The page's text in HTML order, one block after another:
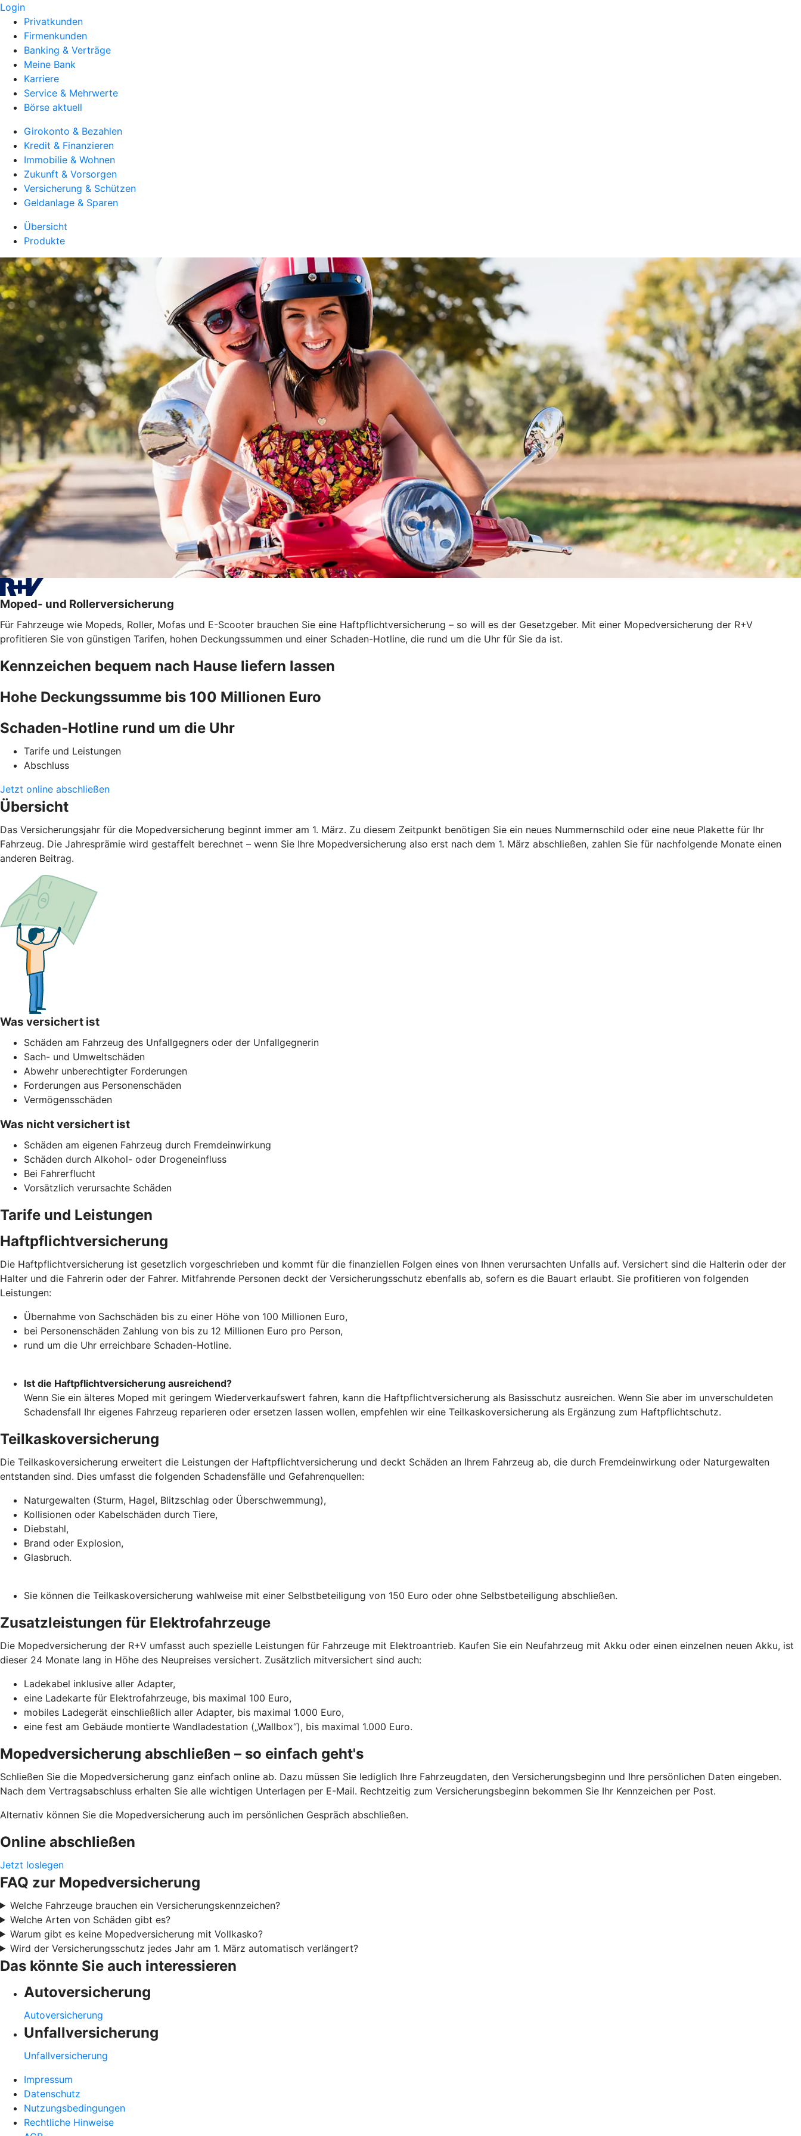
Login
Privatkunden
Firmenkunden
Banking & Verträge
Meine Bank
Karriere
Service & Mehrwerte
Börse aktuell
Girokonto & Bezahlen
Kredit & Finanzieren
Immobilie & Wohnen
Zukunft & Vorsorgen
Versicherung & Schützen
Geldanlage & Sparen
Übersicht
Produkte
Moped- und Rollerversicherung
Für Fahrzeuge wie Mopeds, Roller, Mofas und E-Scooter brauchen Sie eine Haftpflichtversicherung – so will es der Gesetzgeber. Mit einer Mopedversicherung der R+V
profitieren Sie von günstigen Tarifen, hohen Deckungssummen und einer Schaden-Hotline, die rund um die Uhr für Sie da ist.
Kennzeichen bequem nach Hause liefern lassen
Hohe Deckungssumme bis 100 Millionen Euro
Schaden-Hotline rund um die Uhr
Tarife und Leistungen
Abschluss
Jetzt online abschließen
Übersicht
Das Versicherungsjahr für die Mopedversicherung beginnt immer am 1. März. Zu diesem Zeitpunkt benötigen Sie ein neues Nummernschild oder eine neue Plakette für Ihr
Fahrzeug. Die Jahresprämie wird gestaffelt berechnet – wenn Sie Ihre Mopedversicherung also erst nach dem 1. März abschließen, zahlen Sie für nachfolgende Monate einen
anderen Beitrag.
Was versichert ist
Schäden am Fahrzeug des Unfallgegners oder der Unfallgegnerin
Sach- und Umweltschäden
Abwehr unberechtigter Forderungen
Forderungen aus Personenschäden
Vermögensschäden
Was nicht versichert ist
Schäden am eigenen Fahrzeug durch Fremdeinwirkung
Schäden durch Alkohol- oder Drogeneinfluss
Bei Fahrerflucht
Vorsätzlich verursachte Schäden
Tarife und Leistungen
Haftpflichtversicherung
Die Haftpflichtversicherung ist gesetzlich vorgeschrieben und kommt für die finanziellen Folgen eines von Ihnen verursachten Unfalls auf. Versichert sind die Halterin oder der
Halter und die Fahrerin oder der Fahrer. Mitfahrende Personen deckt der Versicherungsschutz ebenfalls ab, sofern es die Bauart erlaubt. Sie profitieren von folgenden
Leistungen:
Übernahme von Sachschäden bis zu einer Höhe von 100 Millionen Euro,
bei Personenschäden Zahlung von bis zu 12 Millionen Euro pro Person,
rund um die Uhr erreichbare Schaden-Hotline.
Ist die Haftpflichtversicherung ausreichend?
Wenn Sie ein älteres Moped mit geringem Wiederverkaufswert fahren, kann die Haftpflichtversicherung als Basisschutz ausreichen. Wenn Sie aber im unverschuldeten
Schadensfall Ihr eigenes Fahrzeug reparieren oder ersetzen lassen wollen, empfehlen wir eine Teilkaskoversicherung als Ergänzung zum Haftpflichtschutz.
Teilkaskoversicherung
Die Teilkaskoversicherung erweitert die Leistungen der Haftpflichtversicherung und deckt Schäden an Ihrem Fahrzeug ab, die durch Fremdeinwirkung oder Naturgewalten
entstanden sind. Dies umfasst die folgenden Schadensfälle und Gefahrenquellen:
Naturgewalten (Sturm, Hagel, Blitzschlag oder Überschwemmung),
Kollisionen oder Kabelschäden durch Tiere,
Diebstahl,
Brand oder Explosion,
Glasbruch.
Sie können die Teilkaskoversicherung wahlweise mit einer Selbstbeteiligung von 150 Euro oder ohne Selbstbeteiligung abschließen.
Zusatzleistungen für Elektrofahrzeuge
Die Mopedversicherung der R+V umfasst auch spezielle Leistungen für Fahrzeuge mit Elektroantrieb. Kaufen Sie ein Neufahrzeug mit Akku oder einen einzelnen neuen Akku, ist
dieser 24 Monate lang in Höhe des Neupreises versichert. Zusätzlich mitversichert sind auch:
Ladekabel inklusive aller Adapter,
eine Ladekarte für Elektrofahrzeuge, bis maximal 100 Euro,
mobiles Ladegerät einschließlich aller Adapter, bis maximal 1.000 Euro,
eine fest am Gebäude montierte Wandladestation („Wallbox“), bis maximal 1.000 Euro.
Mopedversicherung abschließen – so einfach geht's
Schließen Sie die Mopedversicherung ganz einfach online ab. Dazu müssen Sie lediglich Ihre Fahrzeugdaten, den Versicherungsbeginn und Ihre persönlichen Daten eingeben.
Nach dem Vertragsabschluss erhalten Sie alle wichtigen Unterlagen per E-Mail. Rechtzeitig zum Versicherungsbeginn bekommen Sie Ihr Kennzeichen per Post.
Alternativ können Sie die Mopedversicherung auch im persönlichen Gespräch abschließen.
Online abschließen
Jetzt loslegen
FAQ zur Mopedversicherung
Welche Fahrzeuge brauchen ein Versicherungskennzeichen?
Welche Arten von Schäden gibt es?
Warum gibt es keine Mopedversicherung mit Vollkasko?
Wird der Versicherungsschutz jedes Jahr am 1. März automatisch verlängert?
Das könnte Sie auch interessieren
Autoversicherung
Autoversicherung
Unfallversicherung
Unfallversicherung
Impressum
Datenschutz
Nutzungsbedingungen
Rechtliche Hinweise